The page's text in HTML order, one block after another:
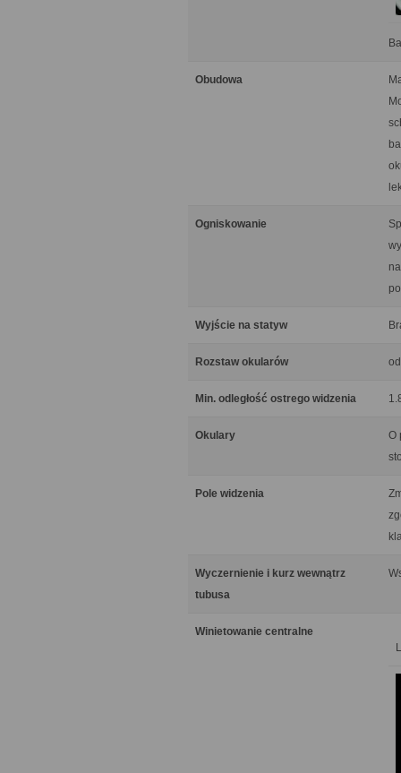
Obudowa
Ogniskowanie
Wyjście na statyw
Rozstaw okularów
Min. odległość ostrego widzenia
Okulary
O
Pole widzenia
Wyczernienie i kurz wewnątrz
tubusa
Winietowanie centralne